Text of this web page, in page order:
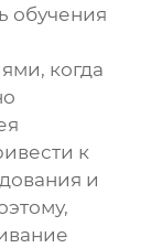
обучения
когда
к
и